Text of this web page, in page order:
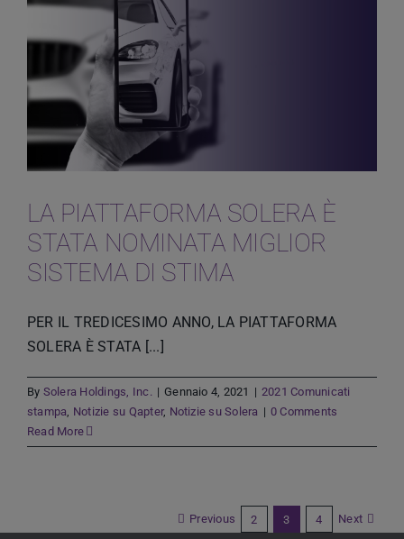
LA PIATTAFORMA SOLERA È
STATA NOMINATA MIGLIOR
SISTEMA DI STIMA
PER IL TREDICESIMO ANNO, LA PIATTAFORMA
SOLERA È STATA [...]
By Solera Holdings, Inc. | Gennaio 4, 2021 | 2021 Comunicati
stampa, Notizie su Qapter, Notizie su Solera | 0 Comments
Read More
Previous 2 3 4 Next